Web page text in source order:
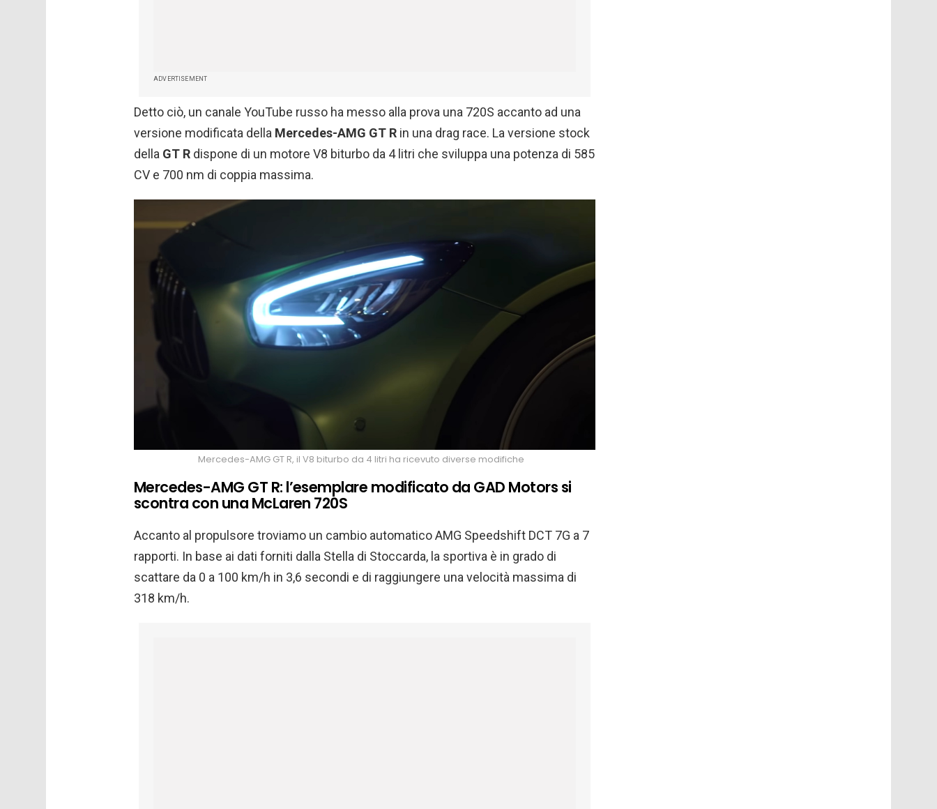
ADVERTISEMENT
Detto ciò, un canale YouTube russo ha messo alla prova una 720S accanto ad una
versione modificata della Mercedes-AMG GT R in una drag race. La versione stock
della GT R dispone di un motore V8 biturbo da 4 litri che sviluppa una potenza di 585
CV e 700 nm di coppia massima.
Mercedes-AMG GT R, il V8 biturbo da 4 litri ha ricevuto diverse modifiche
Mercedes-AMG GT R: l’esemplare modificato da GAD Motors si
scontra con una McLaren 720S
Accanto al propulsore troviamo un cambio automatico AMG Speedshift DCT 7G a 7
rapporti. In base ai dati forniti dalla Stella di Stoccarda, la sportiva è in grado di
scattare da 0 a 100 km/h in 3,6 secondi e di raggiungere una velocità massima di
318 km/h.